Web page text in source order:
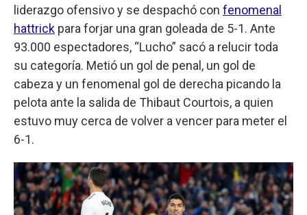
liderazgo ofensivo y se despachó con fenomenal
hattrick para forjar una gran goleada de 5-1. Ante
93.000 espectadores, “Lucho” sacó a relucir toda
su categoría. Metió un gol de penal, un gol de
cabeza y un fenomenal gol de derecha picando la
pelota ante la salida de Thibaut Courtois, a quien
estuvo muy cerca de volver a vencer para meter el
6-1.